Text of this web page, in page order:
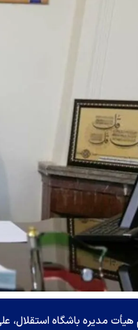
مدیره باشگاه استقلال،